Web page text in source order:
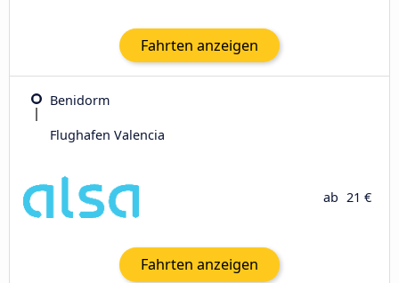
Fahrten anzeigen
Benidorm
Flughafen Valencia
ab 21 €
Fahrten anzeigen